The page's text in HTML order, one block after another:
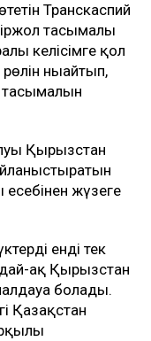
Транскаспий
тасымалы
келісімге қол
нығайтып,
тасымалын
Қырғызстан
есебінен жүзеге
енді тек
ақ Қырғызстан
болады.
Қазақстан